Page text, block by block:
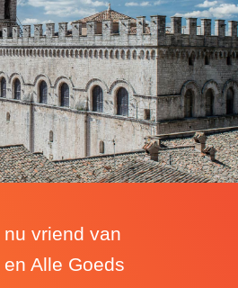
vriend van
Alle Goeds